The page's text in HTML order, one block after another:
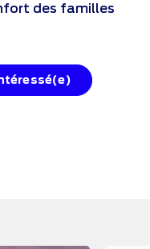
des familles